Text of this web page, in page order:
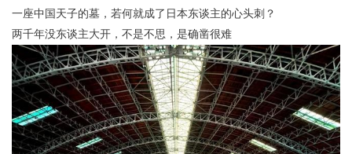
一座中国天子的墓，若何就成了日本东谈主的心头刺？
两千年没东谈主大开，不是不思，是确凿很难